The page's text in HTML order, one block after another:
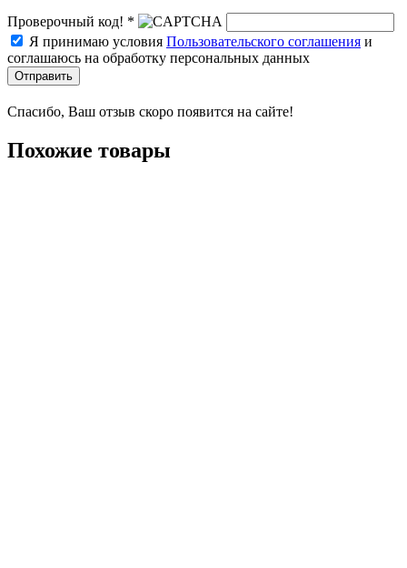
Проверочный код! *
Я принимаю условия Пользовательского соглашения и
соглашаюсь на обработку персональных данных
Отправить
Спасибо, Ваш отзыв скоро появится на сайте!
Похожие товары